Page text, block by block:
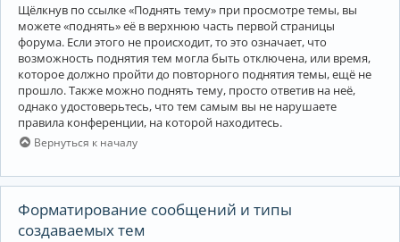
Щёлкнув по ссылке «Поднять тему» при просмотре темы, вы
можете «поднять» её в верхнюю часть первой страницы
форума. Если этого не происходит, то это означает, что
возможность поднятия тем могла быть отключена, или время,
которое должно пройти до повторного поднятия темы, ещё не
прошло. Также можно поднять тему, просто ответив на неё,
однако удостоверьтесь, что тем самым вы не нарушаете
правила конференции, на которой находитесь.
Вернуться к началу
Форматирование сообщений и типы
создаваемых тем